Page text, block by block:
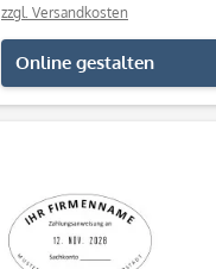
zzgl. Versandkosten
Online gestalten